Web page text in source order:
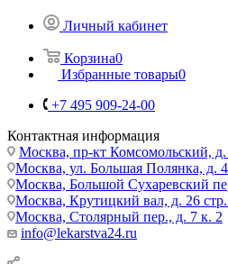
Личный кабинет
Корзина0
Избранные товары0
+7 495 909-24-00
Контактная информация
Москва, пр-кт Комсомольский, д.
Москва, ул. Большая Полянка, д.
Москва, Большой Сухаревский
Москва, Крутицкий вал, д. 26
Москва, Столярный пер., д. 7 к. 2
info@lekarstva24.ru